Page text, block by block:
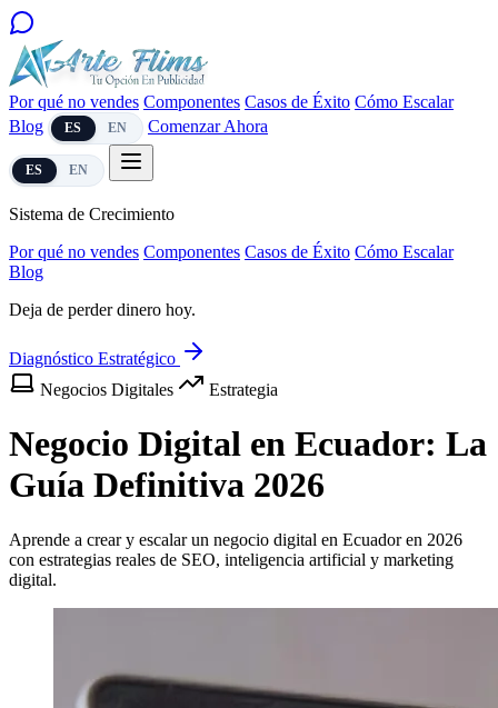
Por qué no vendes Componentes Casos de Éxito Cómo Escalar
Blog
ES EN Comenzar Ahora
ES EN
Sistema de Crecimiento
Por qué no vendes Componentes Casos de Éxito Cómo Escalar
Blog
Deja de perder dinero hoy.
Diagnóstico Estratégico
Negocios Digitales
Estrategia
Negocio Digital en Ecuador: La
Guía Definitiva 2026
Aprende a crear y escalar un negocio digital en Ecuador en 2026
con estrategias reales de SEO, inteligencia artificial y marketing
digital.